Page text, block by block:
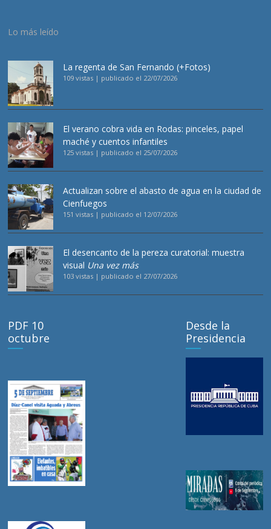
Lo más leído
La regenta de San Fernando (+Fotos)
109 vistas | publicado el 22/07/2026
El verano cobra vida en Rodas: pinceles, papel
maché y cuentos infantiles
125 vistas | publicado el 25/07/2026
Actualizan sobre el abasto de agua en la ciudad de
Cienfuegos
151 vistas | publicado el 12/07/2026
El desencanto de la pereza curatorial: muestra
visual Una vez más
103 vistas | publicado el 27/07/2026
PDF 10
octubre
Desde la
Presidencia